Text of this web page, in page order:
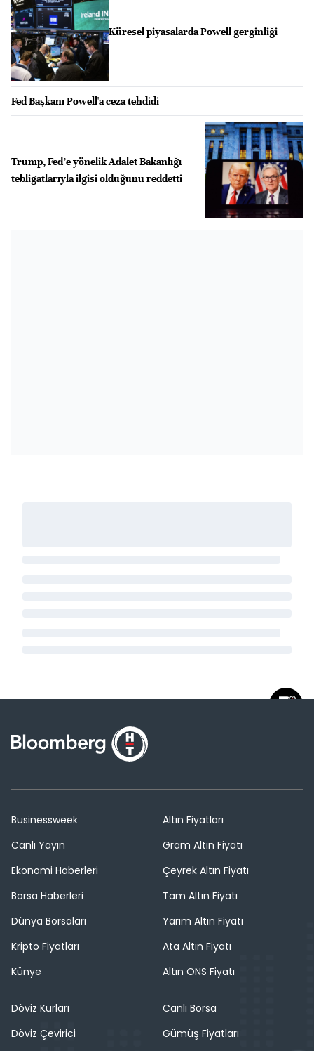
Küresel piyasalarda Powell gerginliği
Fed Başkanı Powell'a ceza tehdidi
Trump, Fed’e yönelik Adalet Bakanlığı
tebligatlarıyla ilgisi olduğunu reddetti
Businessweek
Canlı Yayın
Ekonomi Haberleri
Borsa Haberleri
Dünya Borsaları
Kripto Fiyatları
Künye
Altın Fiyatları
Gram Altın Fiyatı
Çeyrek Altın Fiyatı
Tam Altın Fiyatı
Yarım Altın Fiyatı
Ata Altın Fiyatı
Altın ONS Fiyatı
Döviz Kurları
Döviz Çevirici
Canlı Borsa
Gümüş Fiyatları